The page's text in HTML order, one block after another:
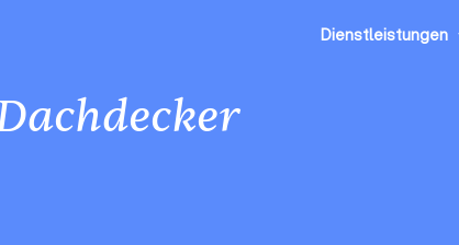
Dienstleistungen